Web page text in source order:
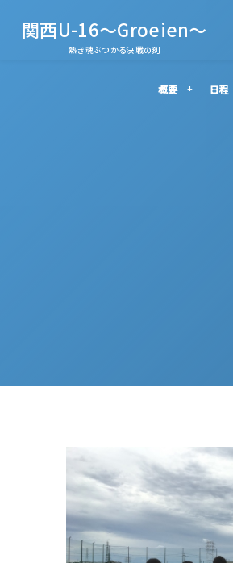
関西U-16～Groeien～
熱き魂ぶつかる決戦の刻
概要 日程